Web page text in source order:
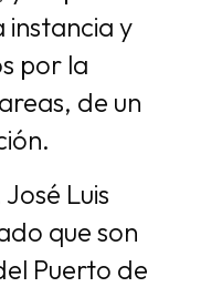
instancia y
por la
de un
Luis
que son
Puerto de